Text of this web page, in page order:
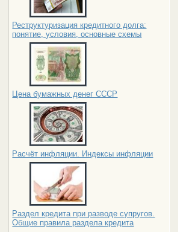
Реструктуризация кредитного долга:
понятие, условия, основные схемы
Цена бумажных денег СССР
Расчёт инфляции. Индексы инфляции
Раздел кредита при разводе супругов.
Общие правила раздела кредита